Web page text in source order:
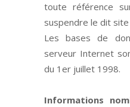
toute référence
suspendre le dit
Les bases de
serveur Internet
du 1er juillet 1998.
Informations